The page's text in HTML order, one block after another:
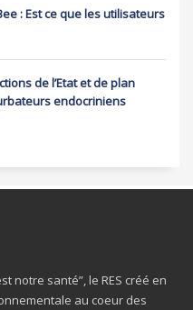
: Est ce que les utilisateurs
de l’Etat et de plan
endocriniens
notre santé”, le RES créé en
au coeur des